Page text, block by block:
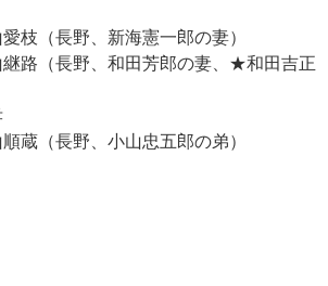
長野、新海憲一郎の妻）
長野、和田芳郎の妻、★和田吉正
長野、小山忠五郎の弟）